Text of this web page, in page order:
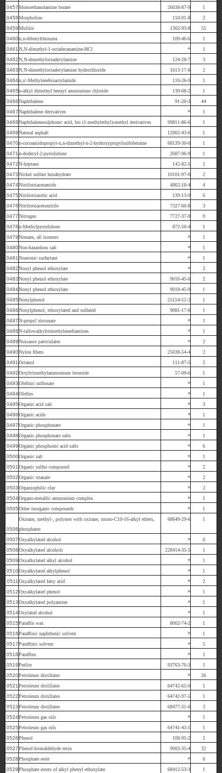
0457Monoethanolamine borate 26038-87-9
1
0458Morpholine 110-91-8
2
0459Mullite 1302-93-8
55
0460n,n-dibutylthiourea 109-46-6
1
0461 N,N-dimethyl-1-octadecanamine-HCl *
1
0462N,N-dimethyloctadecylamine 124-28-7
3
0463N,N-dimethyloctadecylamine hydrochloride 1613-17-8
2
0464n,n'-Methylenebisacrylamide 110-26-9
1
0465n-alkyl dimethyl benzyl ammonium chloride 139-08-2
1
0466Naphthalene 91-20-3
44
0467Naphthalene derivatives *
1
0468Naphthalenesulphonic acid, bis (1-methylethyl)-methyl derivatives 99811-86-6
1
0469Natural asphalt 12002-43-6
1
0470n-cocoamidopropyl-n,n-dimethyl-n-2-hydroxypropylsulfobetaine 68139-30-0
1
0471 n-dodecyl-2-pyrrolidone 2687-96-9
1
0472N-heptane 142-82-5
1
0473Nickel sulfate hexahydrate 10101-97-0
2
0474Nitrilotriacetamide 4862-18-4
4
0475Nitrilotriacetic acid 139-13-9
6
0476Nitrilotriacetonitrile 7327-60-8
3
0477Nitrogen 7727-37-9
9
0478n-Methylpyrrolidone 872-50-4
1
0479Nonane, all isomers *
1
0480Non-hazardous salt *
1
0481 Nonionic surfactant *
1
0482Nonyl phenol ethoxylate *
2
0483Nonyl phenol ethoxylate 9016-45-6
2
0484Nonyl phenol ethoxylate 9018-45-9
1
0485Nonylphenol 25154-52-3
1
0486Nonylphenol, ethoxylated and sulfated 9081-17-8
1
0487N-propyl zirconate *
1
0488N-tallowalkyltrimethylenediamines *
1
0489Nuisance particulates *
2
0490Nylon fibers 25038-54-4
2
0491 Octanol 111-87-5
2
0492Octyltrimethylammonium bromide 57-09-0
1
0493Olefinic sulfonate *
1
0494Olefins *
1
0495Organic acid salt *
3
0496Organic acids *
1
0497Organic phosphonate *
1
0498Organic phosphonate salts *
1
0499Organic phosphonic acid salts *
6
0500Organic salt *
1
0501 Organic sulfur compound *
2
0502Organic titanate *
2
0503Organiophilic clay *
2
0504Organo-metallic ammonium complex *
1
0505Other inorganic compounds * 1
0506
Oxirane, methyl-, polymer with oxirane, mono-C10-16-alkyl ethers,
phosphates
68649-29-6 1
0507Oxyalkylated alcohol *
6
0508Oxyalkylated alcohols 228414-35-5
1
0509Oxyalkylated alkyl alcohol *
1
0510Oxyalkylated alkylphenol *
1
0511 Oxyalkylated fatty acid *
2
0512Oxyalkylated phenol *
1
0513Oxyalkylated polyamine *
1
0514Oxylated alcohol *
1
0515Paraffin wax 8002-74-2
1
0516Paraffinic naphthenic solvent *
1
0517Paraffinic solvent *
5
0518Paraffins *
1
0519Perlite 93763-70-3
1
0520Petroleum distillates *
26
0521 Petroleum distillates 64742-65-0
1
0522Petroleum distillates 64742-97-5
1
0523Petroleum distillates 68477-31-6
3
0524Petroleum gas oils *
1
0525Petroleum gas oils 64741-43-1
1
0526Phenol 108-95-2
5
0527Phenol-formaldehyde resin 9003-35-4
32
0528Phosphate ester *
6
0529Phosphate esters of alkyl phenyl ethoxylate 68412-53-3 1